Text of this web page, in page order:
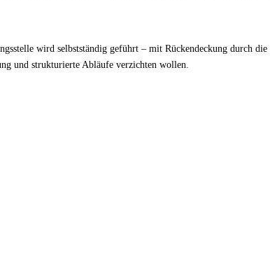
wird selbstständig geführt – mit Rückendeckung durch
und strukturierte Abläufe verzichten wollen.